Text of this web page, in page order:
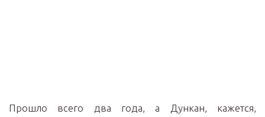
Прошло всего два года, а Дункан, кажется,